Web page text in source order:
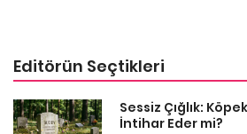
Editörün Seçtikleri
Sessiz Çığlık:
İntihar Eder mi?